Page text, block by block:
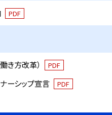
PDF
き方改革） PDF
ーシップ宣言 PDF